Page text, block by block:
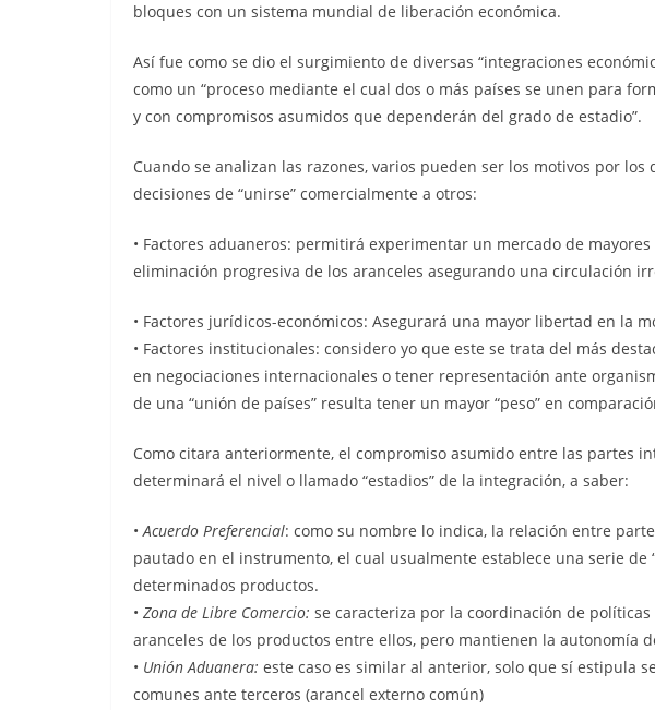
bloques con un sistema mundial de liberación económica.
Así fue como se dio el surgimiento de diversas “integraciones
como un “proceso mediante el cual dos o más países se unen para
y con compromisos asumidos que dependerán del grado de estadio”.
Cuando se analizan las razones, varios pueden ser los motivos por los
decisiones de “unirse” comercialmente a otros:
• Factores aduaneros: permitirá experimentar un mercado de
eliminación progresiva de los aranceles asegurando una circulación
• Factores jurídicos-económicos: Asegurará una mayor libertad en la
• Factores institucionales: considero yo que este se trata del más
en negociaciones internacionales o tener representación ante
de una “unión de países” resulta tener un mayor “peso” en
Como citara anteriormente, el compromiso asumido entre las partes
determinará el nivel o llamado “estadios” de la integración, a saber:
•Acuerdo Preferencial: como su nombre lo indica, la relación entre
pautado en el instrumento, el cual usualmente establece una serie de
determinados productos.
• Zona de Libre Comercio: se caracteriza por la coordinación de
aranceles de los productos entre ellos, pero mantienen la autonomía
• Unión Aduanera: este caso es similar al anterior, solo que sí estipula
comunes ante terceros (arancel externo común)